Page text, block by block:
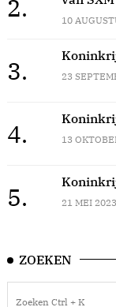
2. 10
3. 23
4. 13
5. 21 MEI 2023
ZOEKEN